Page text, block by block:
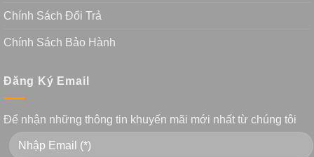
Chính Sách Đổi Trả
Chính Sách Bảo Hành
Đăng Ký Email
Để nhận những thông tin khuyến mãi mới nhất từ chúng tôi